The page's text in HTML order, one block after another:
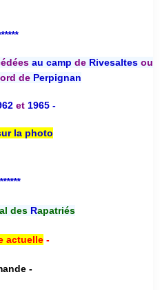
au camp deRivesaltesou
de Perpignan
et 1965 -
la photo
desRapatriés
actuelle-
-